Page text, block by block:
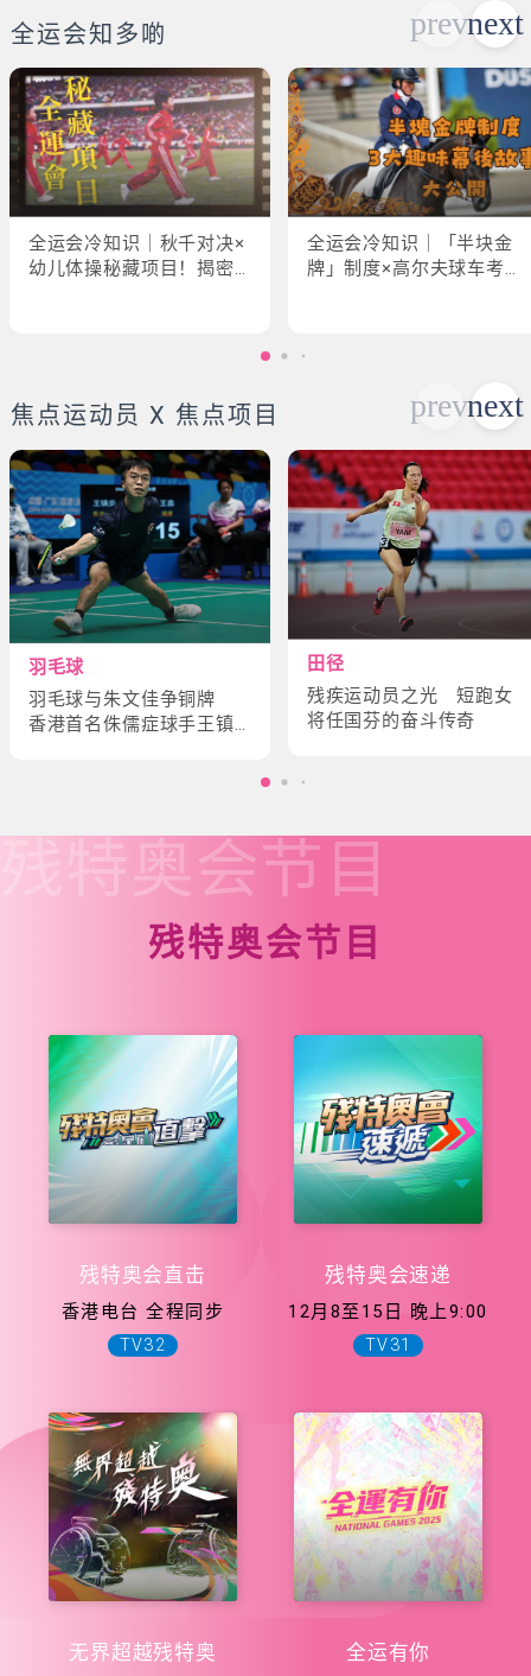
全运会知多啲
全运会冷知识｜秋千对决×
幼儿体操秘藏项目！揭密
全运会冷知识｜「半块金
牌」制度×高尔夫球车考牌
焦点运动员 X 焦点项目
羽毛球
羽毛球与朱文佳争铜牌
香港首名侏儒症球手王镇
田径
残疾运动员之光 短跑女
将任国芬的奋斗传奇
残特奥会节目
残特奥会节目
残特奥会直击
香港电台 全程同步
TV32
残特奥会速递
12月8至15日 晚上9:00
TV31
无界超越残特奥 全运有你